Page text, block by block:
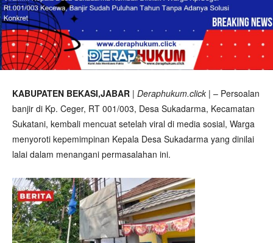
KABUPATEN BEKASI,JABAR | Deraphukum.click | – Persoalan
banjir di Kp. Ceger, RT 001/003, Desa Sukadarma, Kecamatan
Sukatani, kembali mencuat setelah viral di media sosial, Warga
menyoroti kepemimpinan Kepala Desa Sukadarma yang dinilai
lalai dalam menangani permasalahan ini.